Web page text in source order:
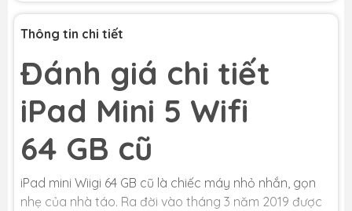
KM
hàng cũ
h5
Thông tin chi tiết
Đánh giá chi tiết
iPad Mini 5 Wifi
64 GB cũ
iPad mini Wiigi 64 GB cũ là chiếc máy nhỏ nhắn, gọn
nhẹ của nhà táo. Ra đời vào tháng 3 năm 2019 được